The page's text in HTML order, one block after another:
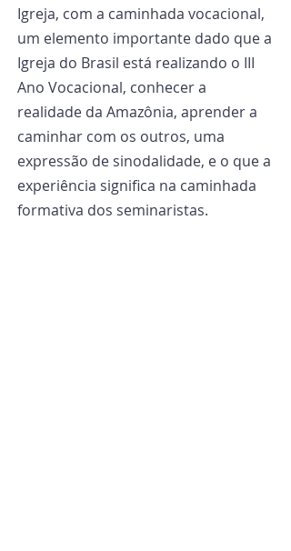
Igreja, com a caminhada vocacional,
um elemento importante dado que a
Igreja do Brasil está realizando o III
Ano Vocacional, conhecer a
realidade da Amazônia, aprender a
caminhar com os outros, uma
expressão de sinodalidade, e o que a
experiência significa na caminhada
formativa dos seminaristas.